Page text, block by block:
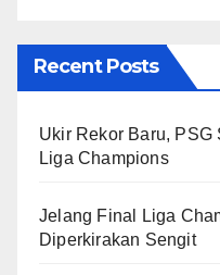
Recent Posts
Ukir Rekor Baru, PSG
Liga Champions
Jelang Final Liga
Diperkirakan Sengit